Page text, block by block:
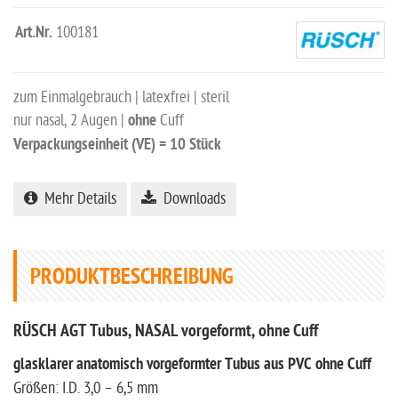
Art.Nr. 100181
zum Einmalgebrauch | latexfrei | steril
nur nasal, 2 Augen | ohneCuff
Verpackungseinheit (VE) = 10 Stück
Mehr Details Downloads
PRODUKTBESCHREIBUNG
RÜSCH AGT Tubus, NASAL vorgeformt, ohne Cuff
glasklarer anatomisch vorgeformter Tubus aus PVC ohne Cuff
Größen: I.D. 3,0 – 6,5 mm